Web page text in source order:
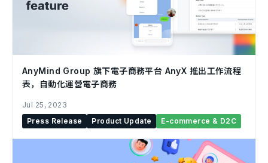
AnyMind Group 旗下電子商務平台 AnyX 推出工作流程
表，自動化運營電子商務
Jul 25, 2023
Press Release
Product Update E-commerce & D2C